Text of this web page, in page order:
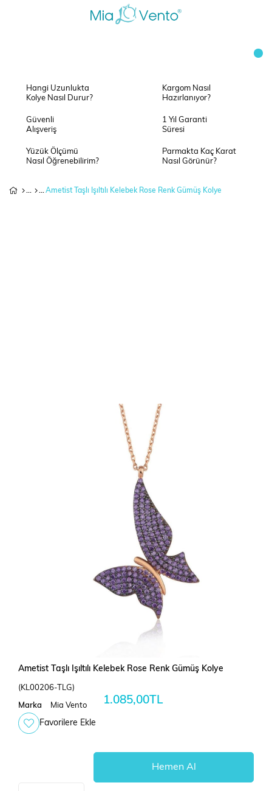
Hangi Uzunlukta
Kolye Nasıl Durur?
Kargom Nasıl
Hazırlanıyor?
Güvenli
Alışveriş
1 Yıl Garanti
Süresi
Yüzük Ölçümü
Nasıl Öğrenebilirim?
Parmakta Kaç Karat
Nasıl Görünür?
Ametist Taşlı Işıltılı Kelebek Rose Renk Gümüş Kolye
Ametist Taşlı Işıltılı Kelebek Rose Renk Gümüş Kolye
(KL00206-TLG)
Marka Mia Vento 1.085,00TL
Favorilere Ekle